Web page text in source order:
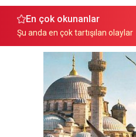
En çok okunanlar
Şu anda en çok tartışılan olaylar